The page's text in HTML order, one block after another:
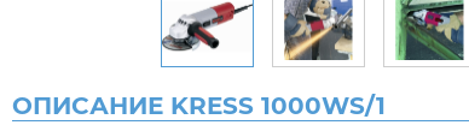
ОПИСАНИЕ KRESS 1000WS/1